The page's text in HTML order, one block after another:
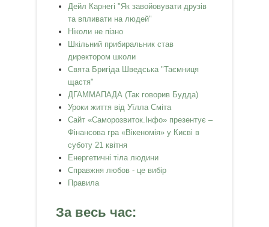
Дейл Карнегі "Як завойовувати друзів
та впливати на людей"
Ніколи не пізно
Шкільний прибиральник став
директором школи
Свята Бригіда Шведська "Таємниця
щастя"
ДГАММАПАДА (Так говорив Будда)
Уроки життя від Уїлла Сміта
Сайт «Саморозвиток.Інфо» презентує –
Фінансова гра «Вікеномія» у Києві в
суботу 21 квітня
Енергетичні тіла людини
Справжня любов - це вибір
Правила
За весь час: